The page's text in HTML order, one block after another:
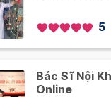
5
Bác Sĩ Nội
Online